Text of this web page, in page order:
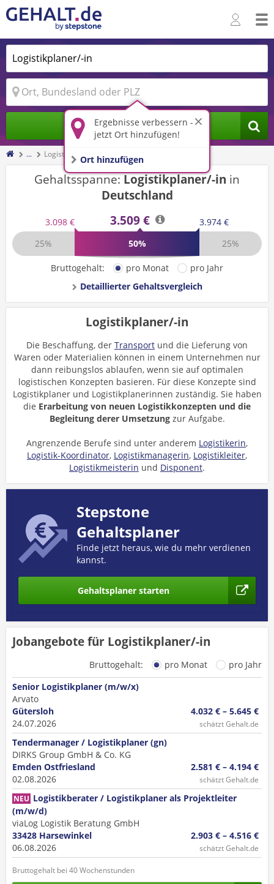
Ergebnisse verbessern -
jetzt Ort hinzufügen!
Ort hinzufügen
Jobs finden
... Logistikplaner/-in
Gehaltsspanne:Logistikplaner/-in in
Deutschland
3.098 € 3.509 €
3.974 €
25%
50% 25%
Bruttogehalt: pro Monat
pro Jahr
Detaillierter Gehaltsvergleich
Logistikplaner/-in
Die Beschaffung, der Transport und die Lieferung von
Waren oder Materialien können in einem Unternehmen nur
dann reibungslos ablaufen, wenn sie auf optimalen
logistischen Konzepten basieren. Für diese Konzepte sind
Logistikplaner und Logistikplanerinnen zuständig. Sie haben
die Erarbeitung von neuen Logistikkonzepten und die
Begleitung derer Umsetzungzur Aufgabe.
Angrenzende Berufe sind unter anderem Logistikerin,
Logistik-Koordinator, Logistikmanagerin, Logistikleiter,
Logistikmeisterin und Disponent.
Stepstone
Gehaltsplaner
Finde jetzt heraus, wie du mehr verdienen
kannst.
Gehaltsplaner starten
Jobangebote für Logistikplaner/-in
Bruttogehalt: pro Monat
pro Jahr
Senior Logistikplaner (m/w/x)
Arvato
Gütersloh
24.07.2026
4.032 € – 5.645 €
schätzt Gehalt.de
Tendermanager / Logistikplaner (gn)
DIRKS Group GmbH & Co. KG
Emden Ostfriesland
02.08.2026
2.581 € – 4.194 €
schätzt Gehalt.de
NEU Logistikberater / Logistikplaner als Projektleiter
(m/w/d)
viaLog Logistik Beratung GmbH
33428 Harsewinkel
06.08.2026
2.903 € – 4.516 €
schätzt Gehalt.de
Bruttogehalt bei 40 Wochenstunden